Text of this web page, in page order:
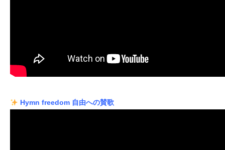
Hymn freedom 自由への賛歌